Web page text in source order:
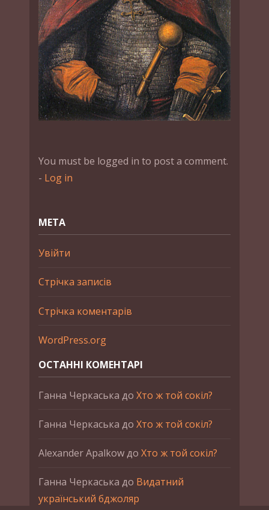
You must be logged in to post a comment.
- Log in
МЕТА
Увійти
Стрічка записів
Стрічка коментарів
WordPress.org
ОСТАННІ КОМЕНТАРІ
Ганна Черкаська до Хто ж той сокіл?
Ганна Черкаська до Хто ж той сокіл?
Alexander Apalkowдо Хто ж той сокіл?
Ганна Черкаська до Видатний
український бджоляр